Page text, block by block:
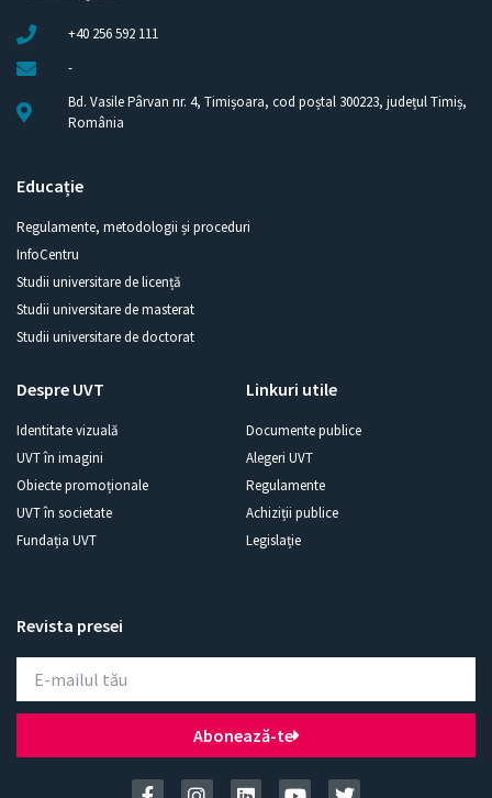
+40 256 592 111
-
Bd. Vasile Pârvan nr. 4, Timișoara, cod poștal 300223, județul Timiș,
România
Educație
Regulamente, metodologii și proceduri
InfoCentru
Studii universitare de licență
Studii universitare de masterat
Studii universitare de doctorat
Despre UVT
Identitate vizuală
UVT în imagini
Obiecte promoționale
UVT în societate
Fundația UVT
Linkuri utile
Documente publice
Alegeri UVT
Regulamente
Achiziții publice
Legislație
Revista presei
Abonează-te